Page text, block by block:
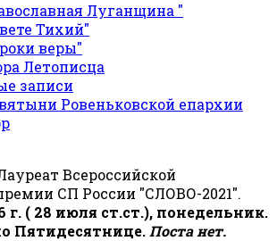
Луганщина "
Тихий"
веры"
Летописца
записи
Ровеньковской епархии
Всероссийской
СП России "СЛОВО-2021".
г. ( 28 июля ст.ст.), понедельник.
Пятидесятнице. Поста нет.